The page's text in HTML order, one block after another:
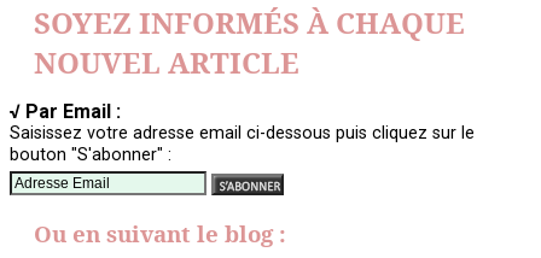
SOYEZ INFORMÉS À CHAQUE
NOUVEL ARTICLE
√ Par Email :
Saisissez votre adresse email ci-dessous puis cliquez sur le
bouton "S'abonner" :
Ou en suivant le blog :